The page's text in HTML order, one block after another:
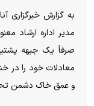
به گزارش خبرگزاری
مدیر اداره ارشاد
صرفاً یک جبهه
معادلات خود را در
و عمق خاک دشمن